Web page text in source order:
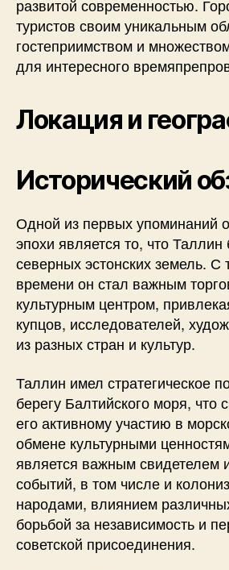
развитой современностью.
туристов своим уникальным
гостеприимством и
для интересного
Локация и
Исторический
Одной из первых упоминаний
эпохи является то, что
северных эстонских земель. С
времени он стал важным
культурным центром,
купцов, исследователей,
из разных стран и культур.
Таллин имел стратегическое
берегу Балтийского моря, что
его активному участию в
обмене культурными
является важным свидетелем
событий, в том числе и
народами, влиянием
борьбой за независимость и
советской присоединения.